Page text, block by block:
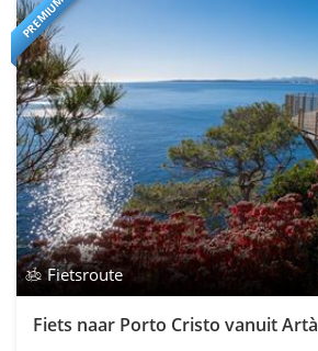
PREMIUM
Fietsroute
Fiets naar Porto Cristo vanuit Artà